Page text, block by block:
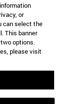
or
can select the
This banner
options.
please visit